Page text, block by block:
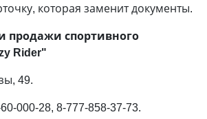
которая заменит документы.
продажи спортивного
Rider"
49.
000-28, 8-777-858-37-73.